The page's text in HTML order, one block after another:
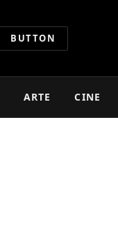
BUTTON
ARTE CINE